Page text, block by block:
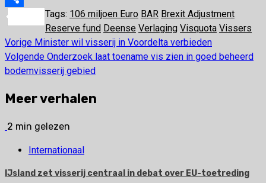
Delen
Tags: 106 miljoen Euro BAR Brexit Adjustment
Reserve fund Deense Verlaging Visquota Vissers
Bericht
navigatie
Vorige Minister wil visserij in Voordelta verbieden
Volgende Onderzoek laat toename vis zien in goed beheerd
bodemvisserij gebied
Meer verhalen
2 min gelezen
Internationaal
IJsland zet visserij centraal in debat over EU-toetreding